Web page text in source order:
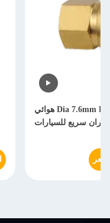
Dia 7.6mm Female Release هوائي
اقتران سريع للسيارات